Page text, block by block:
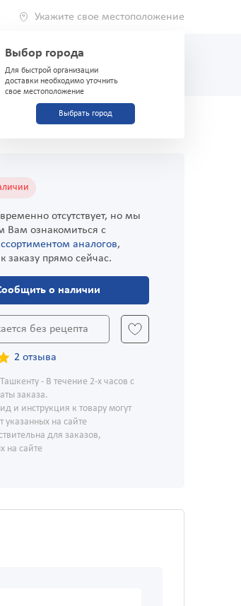
Укажите свое местоположение
Выбор города
Для быстрой организации
доставки необходимо уточнить
свое местоположение
Выбрать город
200-03-03
отсутствует, но мы
Вам ознакомиться с
аналогов,
заказу прямо сейчас.
о наличии
без рецепта
2 отзыва
- В течение 2-х часов с
заказа.
и инструкция к товару могут
указанных на сайте
для заказов,
на сайте